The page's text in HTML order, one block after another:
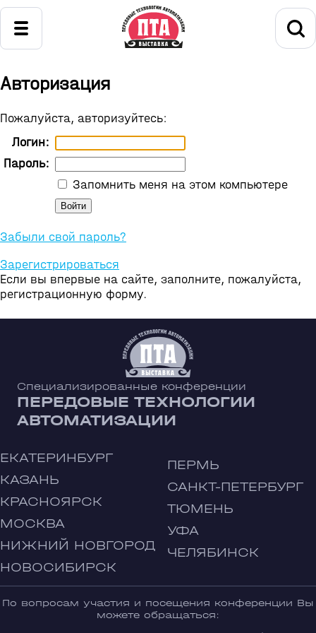
Авторизация
Пожалуйста, авторизуйтесь:
Логин:
Пароль:
Запомнить меня на этом компьютере
Забыли свой пароль?
Зарегистрироваться
Если вы впервые на сайте, заполните, пожалуйста,
регистрационную форму.
Специализированные конференции
ПЕРЕДОВЫЕ ТЕХНОЛОГИИ
АВТОМАТИЗАЦИИ
ЕКАТЕРИНБУРГ
КАЗАНЬ
КРАСНОЯРСК
МОСКВА
НИЖНИЙ НОВГОРОД
НОВОСИБИРСК
ПЕРМЬ
САНКТ-ПЕТЕРБУРГ
ТЮМЕНЬ
УФА
ЧЕЛЯБИНСК
По вопросам участия и посещения конференции Вы
можете обращаться: